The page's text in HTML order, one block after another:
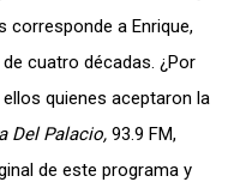
corresponde a Enrique,
cuatro décadas. ¿Por
quienes aceptaron la
Del Palacio, 93.9 FM,
de este programa y